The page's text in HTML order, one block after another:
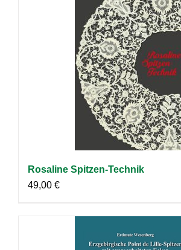
Rosaline Spitzen-Technik
49,00 €